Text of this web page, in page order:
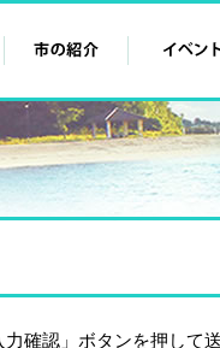
確認」ボタンを押して